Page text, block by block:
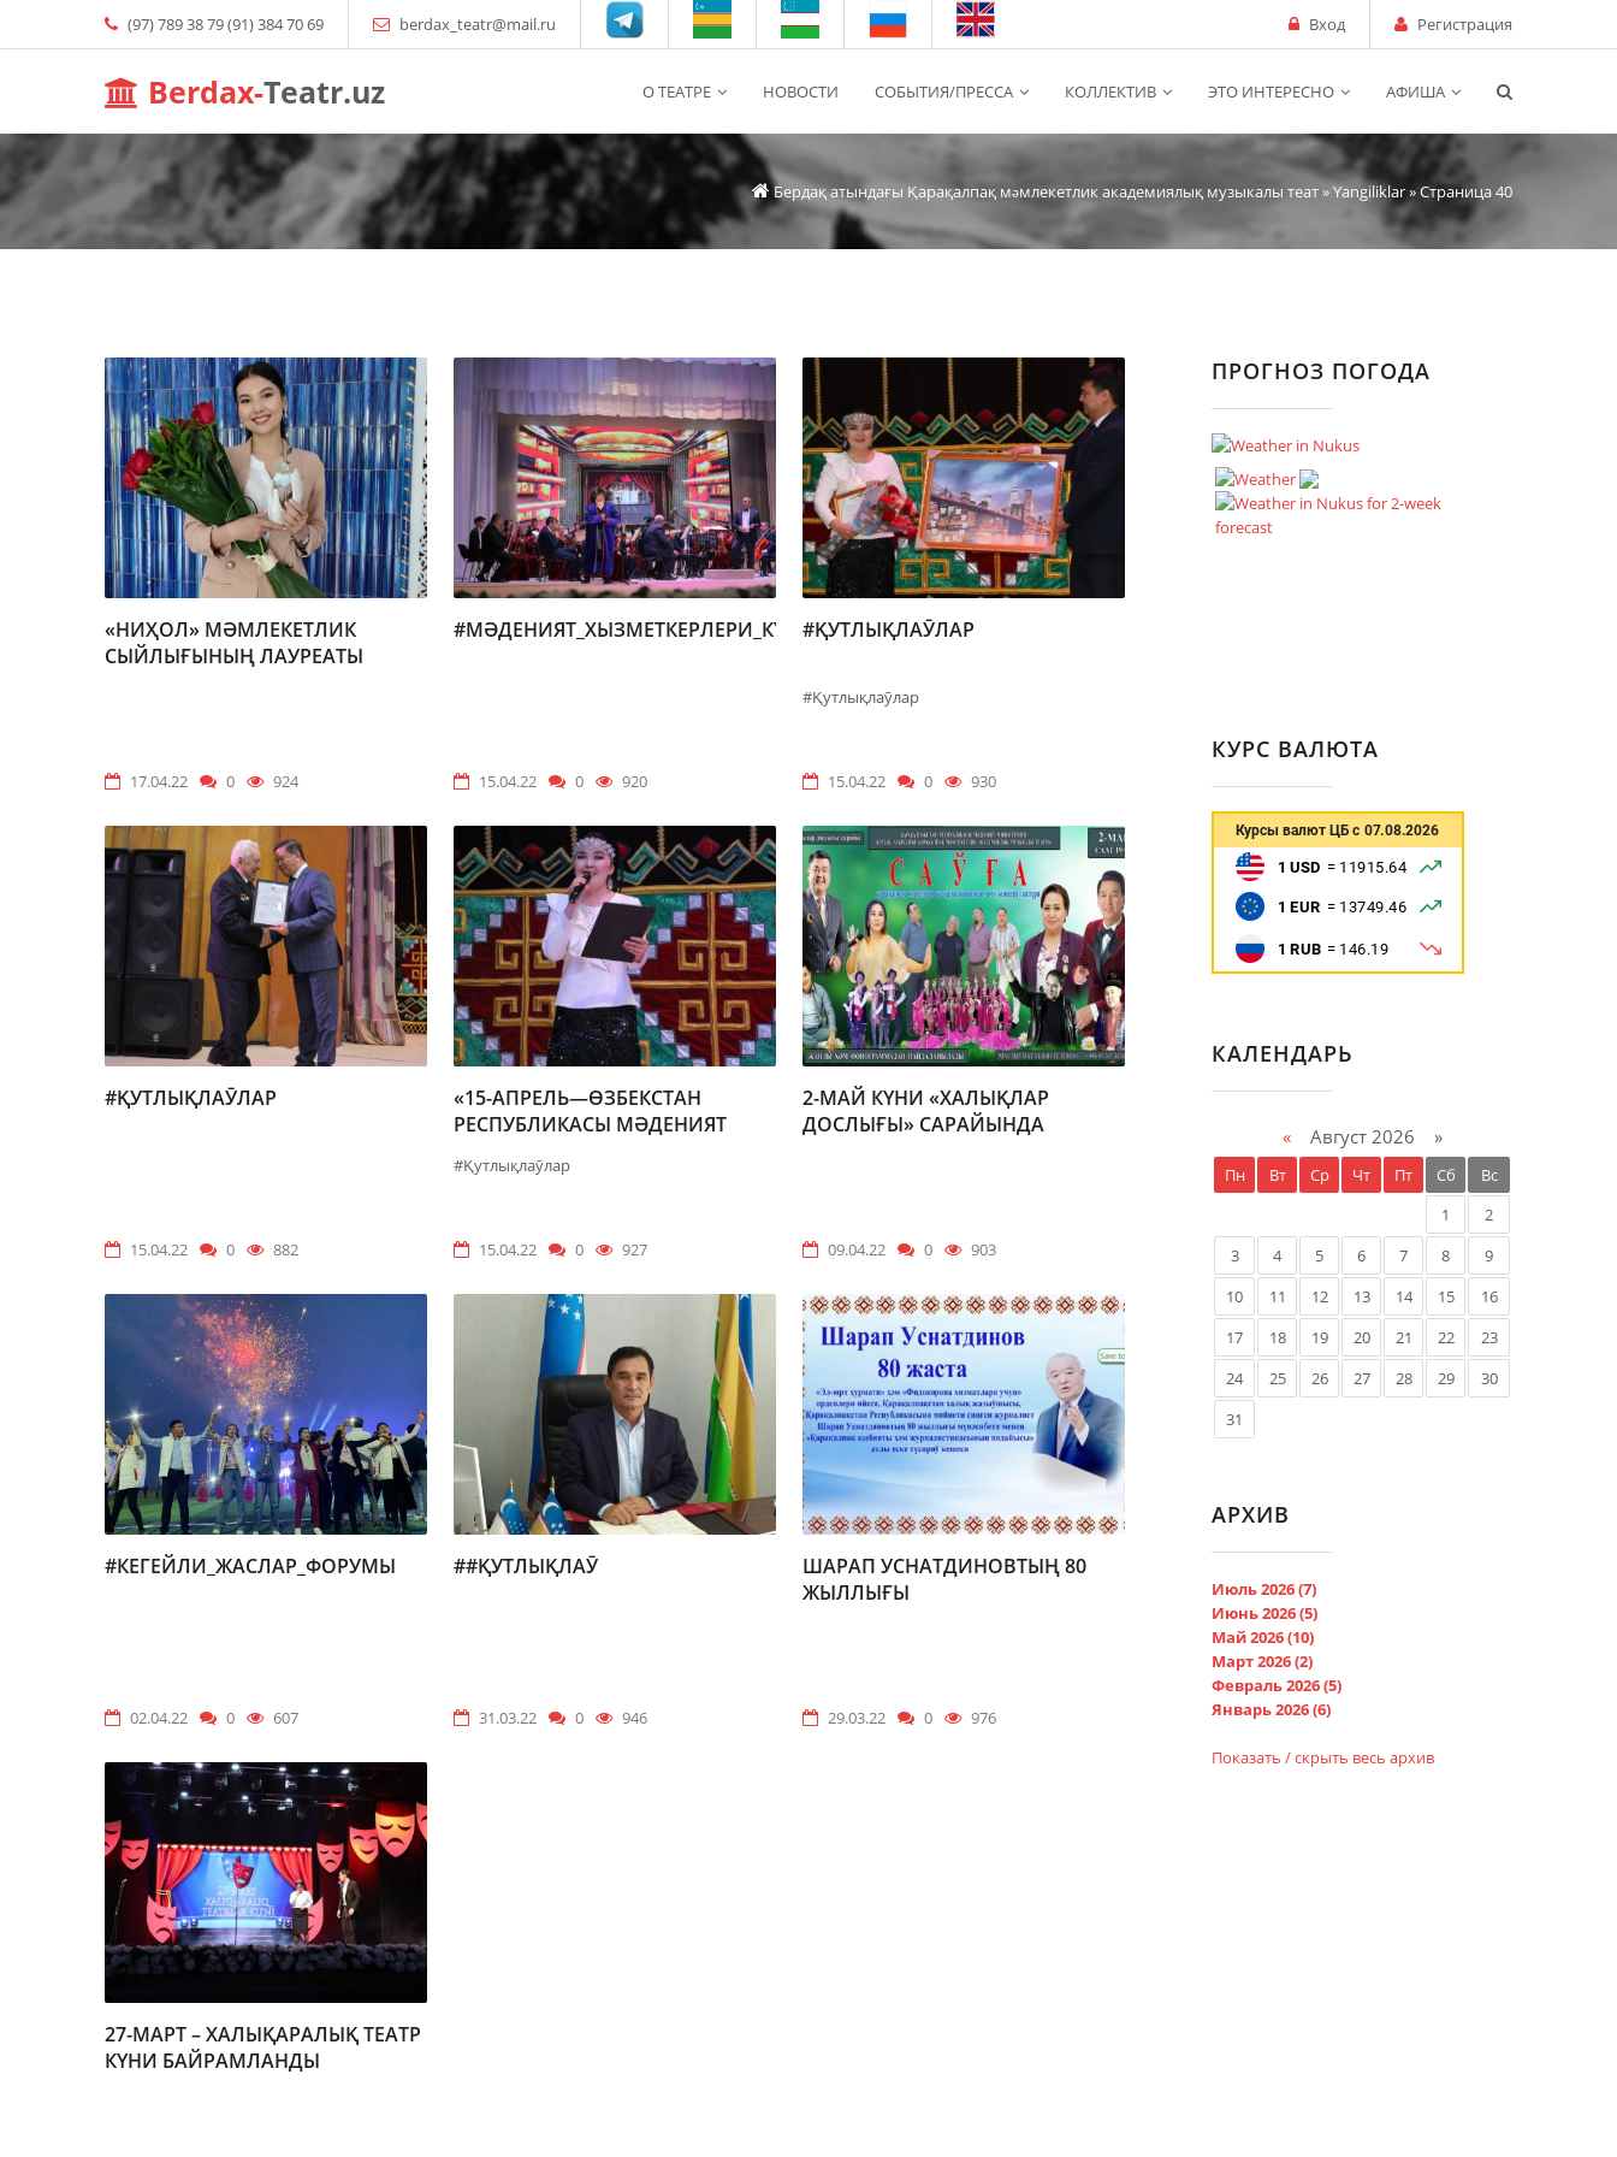
(97) 789 38 79 (91) 384 70 69 berdax_teatr@mail.ru Вход Регистрация
Berdax-Teatr.uz О ТЕАТРЕ НОВОСТИ СОБЫТИЯ/ПРЕССА КОЛЛЕКТИВ ЭТО ИНТЕРЕСНО АФИША
Бердақ атындағы Қарақалпақ мəмлекетлик академиялық музыкалы теат»Yangiliklar» Страница 40
«НИҲОЛ» МӘМЛЕКЕТЛИК
СЫЙЛЫҒЫНЫҢ ЛАУРЕАТЫ
17.04.22 0 924
#МӘДЕНИЯТ_ХЫЗМЕТКЕРЛЕРИ_КҮНИ
15.04.22 0 920
#ҚУТЛЫҚЛАӮЛАР
#Қутлықлаӯлар
15.04.22 0 930
#ҚУТЛЫҚЛАӮЛАР
15.04.22 0 882
«15-АПРЕЛЬ—ӨЗБЕКСТАН
РЕСПУБЛИКАСЫ МӘДЕНИЯТ
ХЫЗМЕТКЕРЛЕРИ КҮНИ»
#Қутлықлаӯлар
15.04.22 0 927
2-МАЙ КҮНИ «ХАЛЫҚЛАР
ДОСЛЫҒЫ» САРАЙЫНДА
09.04.22 0 903
#КЕГЕЙЛИ_ЖАСЛАР_ФОРУМЫ
02.04.22 0 607
##ҚУТЛЫҚЛАӮ
31.03.22 0 946
ШАРАП УСНАТДИНОВТЫҢ 80
ЖЫЛЛЫҒЫ
29.03.22 0 976
27-МАРТ – ХАЛЫҚАРАЛЫҚ ТЕАТР
КҮНИ БАЙРАМЛАНДЫ
ПРОГНОЗ ПОГОДА
КУРС ВАЛЮТА
КАЛЕНДАРЬ
«Август 2026 »
Пн Вт Ср Чт Пт Сб
Вс
1
2
3
4 5 6 7 8
9
10
11 12 13 14 15
16
17
18 19 20 21 22
23
24
25 26 27 28 29
30
31
АРХИВ
Июль 2026 (7)
Июнь 2026 (5)
Май 2026 (10)
Март 2026 (2)
Февраль 2026 (5)
Январь 2026 (6)
Показать / скрыть весь архив